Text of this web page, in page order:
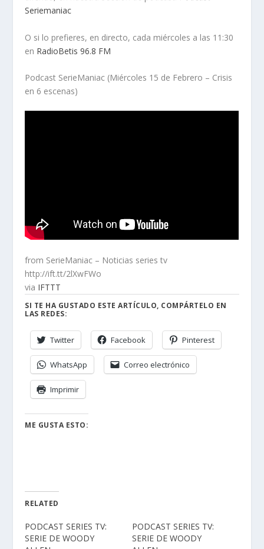
Seriemaniac
O si lo prefieres, en directo, cada miércoles a las 11:30
en RadioBetis 96.8 FM
Podcast SerieManiac (Miércoles 15 de Febrero – Crisis
en 6 escenas)
from SerieManiac – Noticias series tv
http://ift.tt/2lXwFWo
via IFTTT
SI TE HA GUSTADO ESTE ARTÍCULO, COMPÁRTELO EN
LAS REDES:
Twitter Facebook Pinterest
WhatsApp Correo electrónico
Imprimir
ME GUSTA ESTO:
RELATED
PODCAST SERIES TV:
SERIE DE WOODY
PODCAST SERIES TV:
SERIE DE WOODY